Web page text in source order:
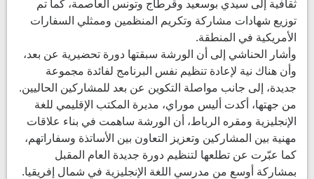
ثقافية إلى سيدي بوسعيد وقرطاج وتونس العاصمة، كما تم
توزيع شهادات مشاركة وتكريم المنظمين وممثلي السفارات
الأمريكية في المنطقة.
وأشار الحناشي إلى أن الورشة سبقتها دورة تحضيرية عن بعد،
وأن هناك نية لإعادة تنظيم نفس البرنامج لفائدة مجموعة
جديدة، إلى جانب مواصلة التكوين عن بعد للمشاركين الحاليين.
من جهتها، أكدت أليس موراي، مديرة المكتب الإقليمي للغة
الإنجليزية ومقره الرباط، أن الورشة ساهمت في بناء علاقات
مهنية بين المشاركين وتعزيز التعاون بين الأساتذة وسفاراتهم،
كما عبّرت عن تطلعها لتنظيم دورة جديدة العام المقبل
بمشاركة أوسع من مدرسي اللغة الإنجليزية في شمال إفريقيا.